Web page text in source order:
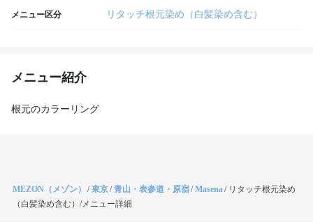
メニュー区分 リタッチ根元染め（白髪染め含む）
メニュー紹介
根元のカラーリング
MEZON（メゾン） /東京/青山・表参道・原宿/Masena/ リタッチ根元染め
（白髪染め含む）/メニュー詳細